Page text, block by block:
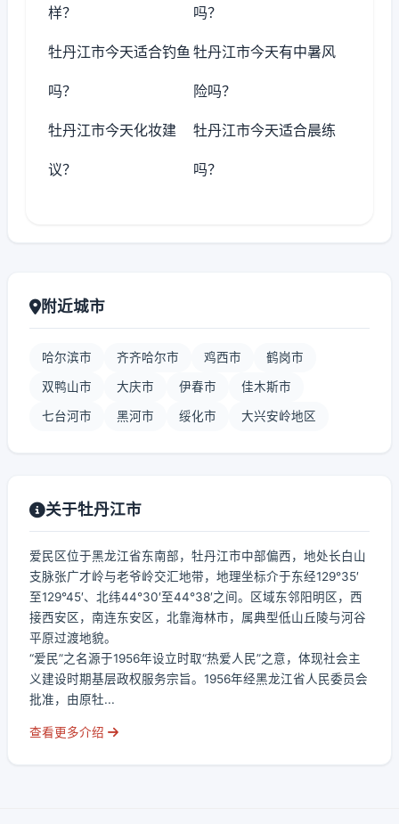
样？ 吗？
牡丹江市今天适合钓鱼
吗？
牡丹江市今天有中暑风
险吗？
牡丹江市今天化妆建
议？
牡丹江市今天适合晨练
吗？
附近城市
哈尔滨市 齐齐哈尔市 鸡西市 鹤岗市
双鸭山市 大庆市 伊春市 佳木斯市
七台河市 黑河市 绥化市 大兴安岭地区
关于牡丹江市
爱民区位于黑龙江省东南部，牡丹江市中部偏西，地处长白山
支脉张广才岭与老爷岭交汇地带，地理坐标介于东经129°35′
至129°45′、北纬44°30′至44°38′之间。区域东邻阳明区，西
接西安区，南连东安区，北靠海林市，属典型低山丘陵与河谷
平原过渡地貌。
“爱民”之名源于1956年设立时取“热爱人民”之意，体现社会主
义建设时期基层政权服务宗旨。1956年经黑龙江省人民委员会
批准，由原牡...
查看更多介绍